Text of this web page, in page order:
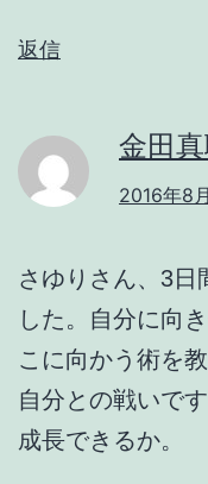
返信
金田
2016年8
さゆりさん、3日
した。自分に向
こに向かう術を
自分との戦いで
成長できるか。